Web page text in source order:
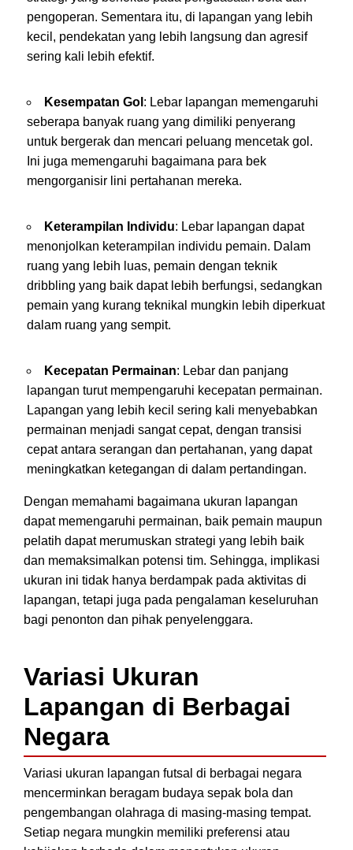
pengoperan. Sementara itu, di lapangan yang lebih
kecil, pendekatan yang lebih langsung dan agresif
sering kali lebih efektif.
Kesempatan Gol : Lebar lapangan memengaruhi
seberapa banyak ruang yang dimiliki penyerang
untuk bergerak dan mencari peluang mencetak gol.
Ini juga memengaruhi bagaimana para bek
mengorganisir lini pertahanan mereka.
Keterampilan Individu: Lebar lapangan dapat
menonjolkan keterampilan individu pemain. Dalam
ruang yang lebih luas, pemain dengan teknik
dribbling yang baik dapat lebih berfungsi, sedangkan
pemain yang kurang teknikal mungkin lebih diperkuat
dalam ruang yang sempit.
Kecepatan Permainan: Lebar dan panjang
lapangan turut mempengaruhi kecepatan permainan.
Lapangan yang lebih kecil sering kali menyebabkan
permainan menjadi sangat cepat, dengan transisi
cepat antara serangan dan pertahanan, yang dapat
meningkatkan ketegangan di dalam pertandingan.
Dengan memahami bagaimana ukuran lapangan
dapat memengaruhi permainan, baik pemain maupun
pelatih dapat merumuskan strategi yang lebih baik
dan memaksimalkan potensi tim. Sehingga, implikasi
ukuran ini tidak hanya berdampak pada aktivitas di
lapangan, tetapi juga pada pengalaman keseluruhan
bagi penonton dan pihak penyelenggara.
Variasi Ukuran
Lapangan di Berbagai
Negara
Variasi ukuran lapangan futsal di berbagai negara
mencerminkan beragam budaya sepak bola dan
pengembangan olahraga di masing-masing tempat.
Setiap negara mungkin memiliki preferensi atau